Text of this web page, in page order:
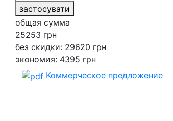
застосувати
общая сумма
25253 грн
без скидки: 29620 грн
экономия: 4395 грн
Коммерческое предложение